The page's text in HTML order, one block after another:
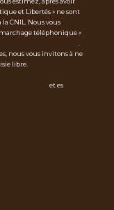
et Libertés » ne sont
CNIL. Nous vous
téléphonique «
nous vous invitons à ne
libre.
et es